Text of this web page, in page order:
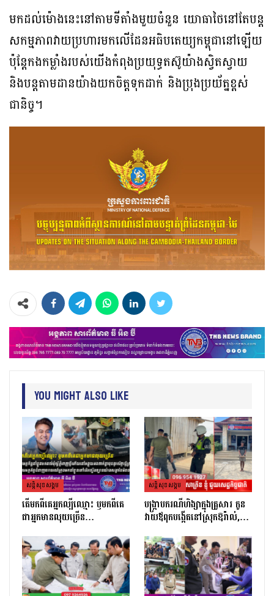
មកដល់ម៉ោងនេះនៅតាមទីតាំងមួយចំនួន យោធាថៃនៅតែបន្ត
សកម្មភាពវាយប្រហារមកលើដែនអធិបតេយ្យកម្ពុជានៅឡើយ
ប៉ុន្តែកងកម្លាំងរបស់យើងកំពុងប្រយុទ្ធតស៊ូយ៉ាងស្វិតស្វាយ
និងបន្តតាមដានយ៉ាងយកចិត្តទុកដាក់ និងប្រុងប្រយ័ត្នខ្ពស់
ជានិច្ច។
You Might Also Like
សន្តិសុខសង្គម
តេីមកពីគេអ្នកល្បីឈ្មោះ​ ឫមកពីគេ
ជាអ្នកមានលុយច្រេីន​…
សន្តិសុខសង្គម
បង្ក្រាបករណីហិង្សាក្នុងគ្រួសារ កូន
វាយឪពុកបង្កើតនៅស្រុកឱរ៉ាល់,…